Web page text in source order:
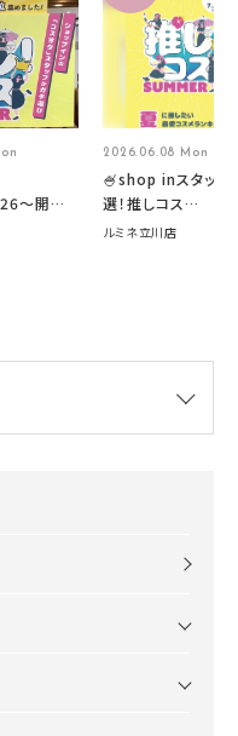
～開催
2026.06.08 Mon
🍧shop inスタッフ
選！推しコス
summer2026開催
ルミネ立川店